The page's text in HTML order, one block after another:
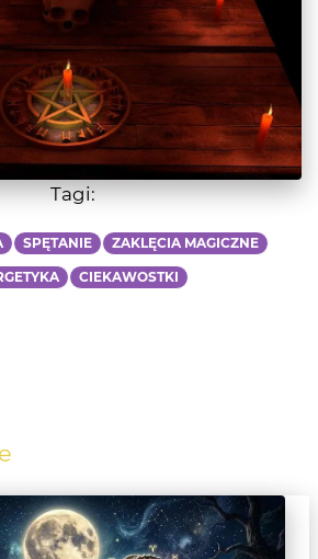
Tagi:
SPĘTANIE ZAKLĘCIA MAGICZNE
CIEKAWOSTKI